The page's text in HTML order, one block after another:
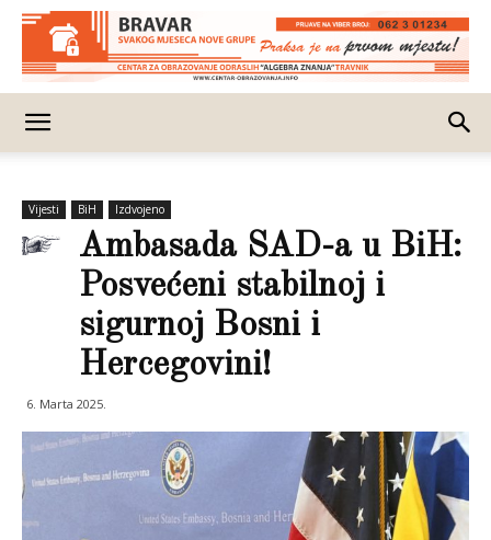
Vijesti BiH Izdvojeno
Ambasada SAD-a u BiH:
Posvećeni stabilnoj i
sigurnoj Bosni i
Hercegovini!
6. Marta 2025.